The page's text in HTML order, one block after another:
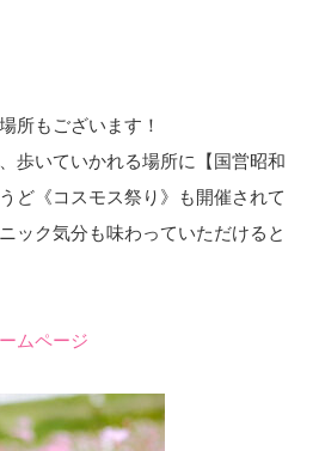
所もございます！
歩いていかれる場所に【国営昭和
ど《コスモス祭り》も開催されて
ック気分も味わっていただけると
ムページ